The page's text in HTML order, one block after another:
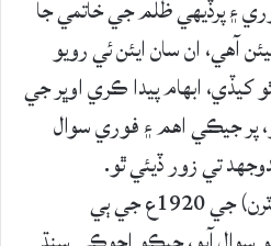
۽ پرڏيهي ظلم جي خاتمي جا
آهي، ان سان ايئن ئي رويو
کيڏي، ابهام پيدا ڪري اوڀر جي
پر جيڪي اهم ۽ فوري سوال
ڪميونسٽ انٽرنيشنل (ڪمنٽرن) جي 1920ع جي ٻي